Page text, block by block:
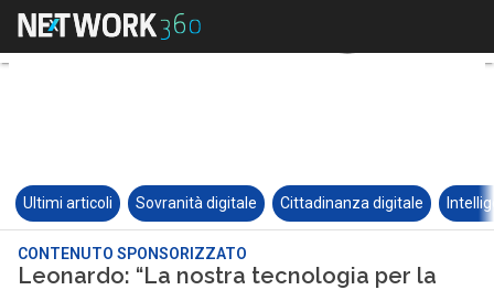
Ultimi articoli Sovranità digitale Cittadinanza digitale
CONTENUTO SPONSORIZZATO
Leonardo: “La nostra tecnologia per la